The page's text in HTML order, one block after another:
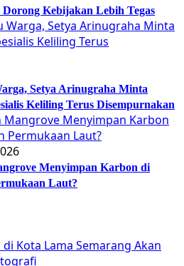
Kebijakan Lebih Tegas
Setya Arinugraha Minta
Keliling Terus Disempurnakan
Menyimpan Karbon di
Laut?